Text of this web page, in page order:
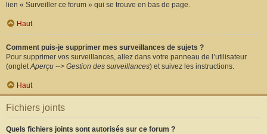
lien « Surveiller ce forum » qui se trouve en bas de page.
Haut
Comment puis-je supprimer mes surveillances de sujets ?
Pour supprimer vos surveillances, allez dans votre panneau de l’utilisateur
(ongletAperçu --> Gestion des surveillances) et suivez les instructions.
Haut
Fichiers joints
Quels fichiers joints sont autorisés sur ce forum ?